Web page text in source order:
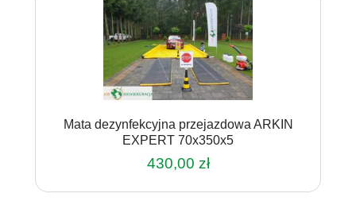
Mata dezynfekcyjna przejazdowa ARKIN
EXPERT 70x350x5
430,00 zł